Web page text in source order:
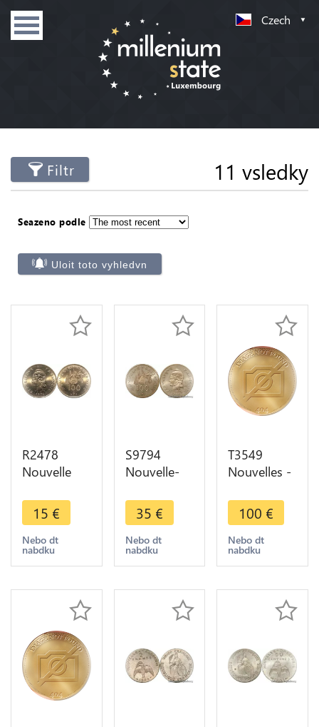
Czech
Filtr 11 vsledky
Seazeno podle
Uloit toto vyhledvn
R2478
Nouvelle
100 Francs
1976 FDC -
> Faire
offre
15 €
Nebo dt
nabdku
S9794
Nouvelle-
100 Francs
Essai
Marianne
1976 FDC
Ieom Joly
35 €
Nebo dt
nabdku
T3549
Nouvelles -
100 francs
1976 Essai
FDC Sachet
Mdp (2)
100 €
Nebo dt
nabdku